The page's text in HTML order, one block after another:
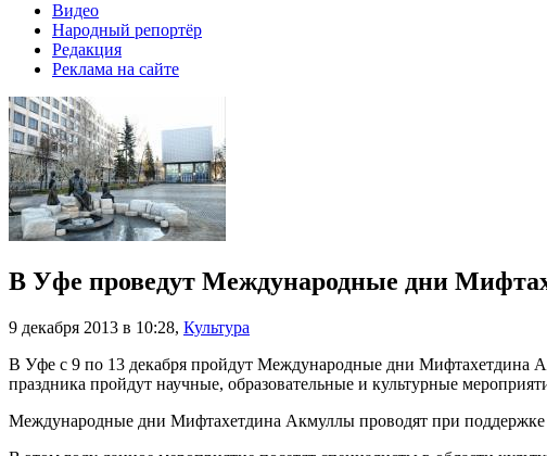
Видео
Народный репортёр
Редакция
Реклама на сайте
В Уфе проведут Международные дни
9 декабря 2013 в 10:28, Культура
В Уфе с 9 по 13 декабря пройдут Международные дни Мифтахетдина
праздника пройдут научные, образовательные и культурные
Международные дни Мифтахетдина Акмуллы проводят при поддержке